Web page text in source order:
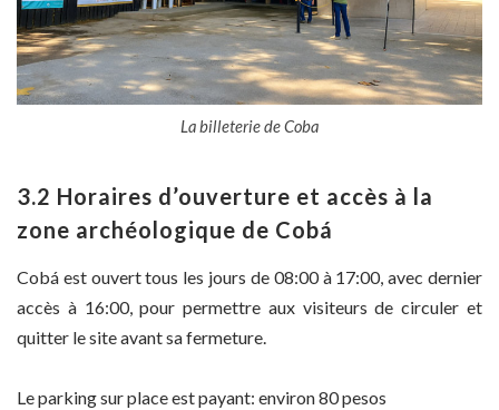
La billeterie de Coba
3.2 Horaires d’ouverture et accès à la
zone archéologique de Cobá
Cobá est ouvert tous les jours de 08:00 à 17:00, avec dernier
accès à 16:00, pour permettre aux visiteurs de circuler et
quitter le site avant sa fermeture.
Le parking sur place est payant: environ 80 pesos